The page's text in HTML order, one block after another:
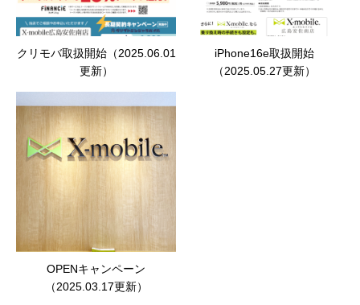
クリモバ取扱開始（2025.06.01
更新）
iPhone16e取扱開始
（2025.05.27更新）
OPENキャンペーン
（2025.03.17更新）